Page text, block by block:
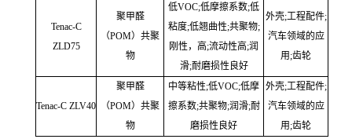
Tenac-C
ZLD75
聚甲醛
（POM）共聚
物
低VOC;低摩擦系数;低
粘度;低翘曲性;共聚物;
刚性，高;流动性高;润
滑;耐磨损性良好
外壳;工程配件;
汽车领域的应
用;齿轮
Tenac-C ZLV40
聚甲醛
（POM）共聚
物
中等粘性;低VOC;低摩
擦系数;共聚物;润滑;耐
磨损性良好
外壳;工程配件;
汽车领域的应
用;齿轮